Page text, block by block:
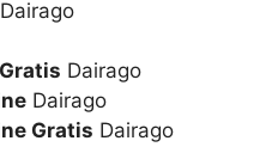
Dairago
Dairago
Dairago
Gratis Dairago